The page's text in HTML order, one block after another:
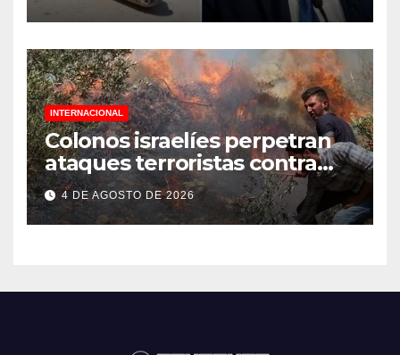
INTERNACIONAL
Colonos israelíes perpetran
ataques terroristas contra
familias palestinas en
Cisjordania
4 DE AGOSTO DE 2026